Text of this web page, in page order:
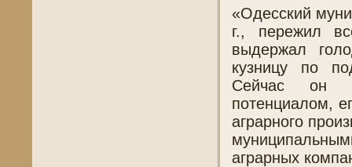
«Одесский
г., пережил
выдержал
кузницу по
Сейчас он
потенциалом,
аграрного
аграрных